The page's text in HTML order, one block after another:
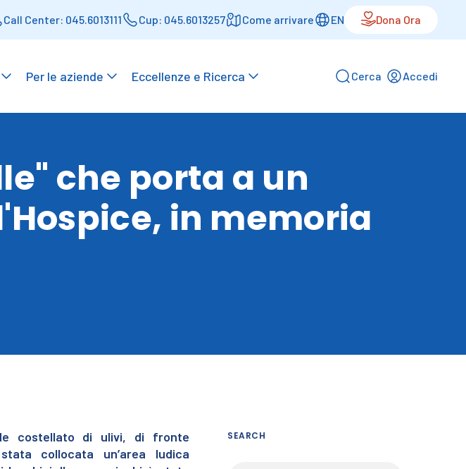
Call Center: 045.6013111 Cup: 045.6013257 Come arrivare EN Dona Ora
Per le aziende Eccellenze e Ricerca Cerca Accedi
che porta a un
in memoria
costellato di ulivi, di fronte
collocata un’area ludica
SEARCH